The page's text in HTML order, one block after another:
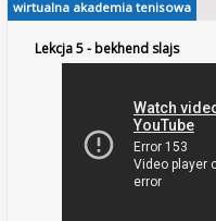
wirtualna akademia tenisowa
Lekcja 5 - bekhend slajs